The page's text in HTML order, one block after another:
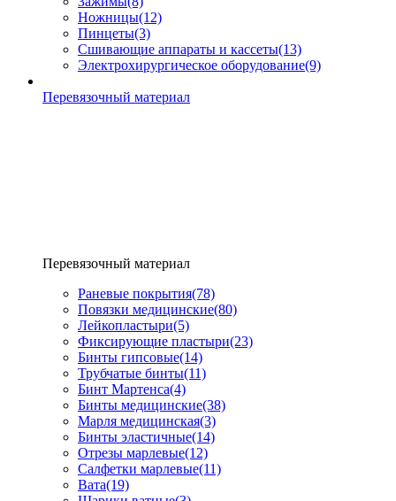
Ножницы(12)
Пинцеты(3)
Сшивающие аппараты и кассеты(13)
Электрохирургическое оборудование(9)
Перевязочный материал
Перевязочный материал
Раневые покрытия(78)
Повязки медицинские(80)
Лейкопластыри(5)
Фиксирующие пластыри(23)
Бинты гипсовые(14)
Трубчатые бинты(11)
Бинт Мартенса(4)
Бинты медицинские(38)
Марля медицинская(3)
Бинты эластичные(14)
Отрезы марлевые(12)
Салфетки марлевые(11)
Вата(19)